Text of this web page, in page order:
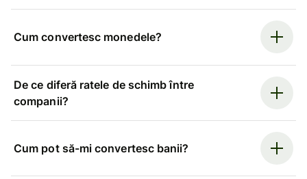
Cum convertesc monedele?
De ce diferă ratele de schimb între
companii?
Cum pot să-mi convertesc banii?